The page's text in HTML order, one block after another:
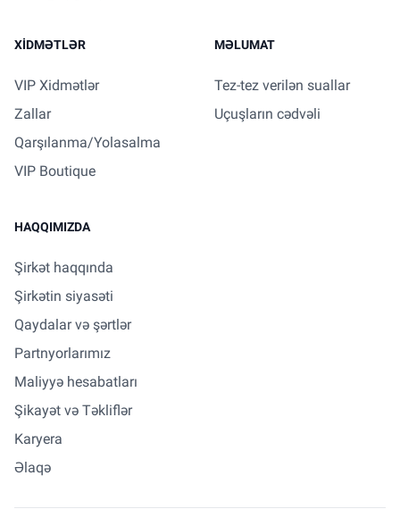
XIDMƏTLƏR
VIP Xidmətlər
Zallar
Qarşılanma/Yolasalma
VIP Boutique
MƏLUMAT
Tez-tez verilən suallar
Uçuşların cədvəli
HAQQIMIZDA
Şirkət haqqında
Şirkətin siyasəti
Qaydalar və şərtlər
Partnyorlarımız
Maliyyə hesabatları
Şikayət və Təkliflər
Karyera
Əlaqə